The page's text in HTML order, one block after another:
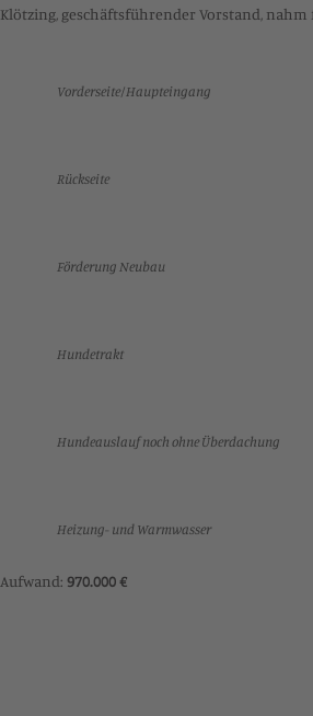
Klötzing, geschäftsführender Vorstand, nahm
Vorderseite/Haupteingang
Rückseite
Förderung Neubau
Hundetrakt
Hundeauslauf noch ohne Überdachung
Heizung- und Warmwasser
Aufwand: 970.000 €